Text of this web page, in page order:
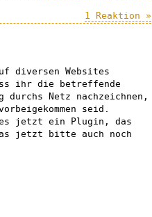
1 Reaktion »
diversen Websites
ihr die betreffende
durchs Netz nachzeichnen,
seid.
es jetzt ein Plugin, das
jetzt bitte auch noch